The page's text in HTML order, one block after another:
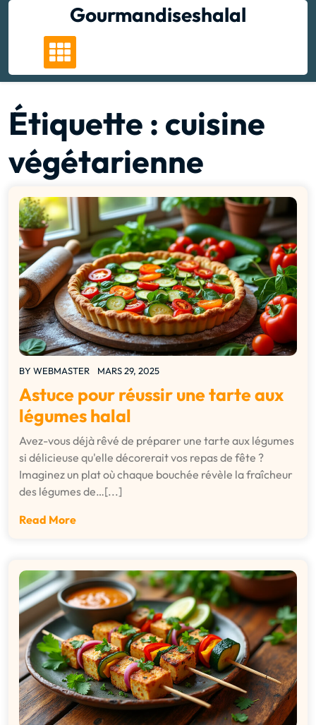
Gourmandiseshalal
Étiquette : cuisine
végétarienne
BY WEBMASTER MARS 29, 2025
Astuce pour réussir une tarte aux
légumes halal
Avez-vous déjà rêvé de préparer une tarte aux légumes
si délicieuse qu'elle décorerait vos repas de fête ?
Imaginez un plat où chaque bouchée révèle la fraîcheur
des légumes de…[...]
Read More